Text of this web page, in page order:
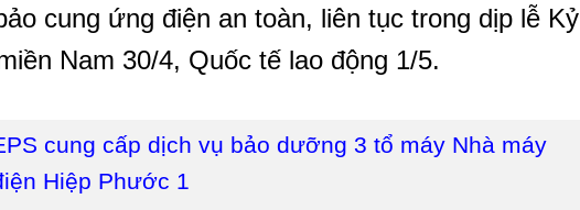
cung ứng điện an toàn, liên tục trong dịp lễ Kỷ
Nam 30/4, Quốc tế lao động 1/5.
cung cấp dịch vụ bảo dưỡng 3 tổ máy Nhà máy
Hiệp Phước 1